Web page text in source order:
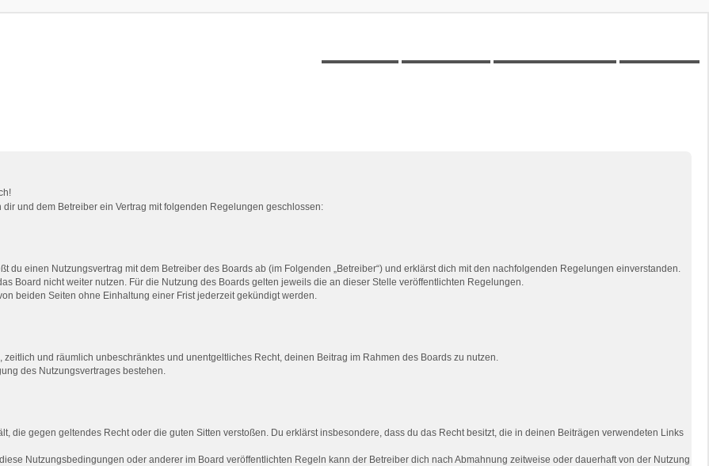
dir und dem Betreiber ein Vertrag mit folgenden Regelungen geschlossen:
du einen Nutzungsvertrag mit dem Betreiber des Boards ab (im Folgenden „Betreiber“) und erklärst dich mit den nachfolgenden Regelungen einverstanden.
Board nicht weiter nutzen. Für die Nutzung des Boards gelten jeweils die an dieser Stelle veröffentlichten Regelungen.
beiden Seiten ohne Einhaltung einer Frist jederzeit gekündigt werden.
und räumlich unbeschränktes und unentgeltliches Recht, deinen Beitrag im Rahmen des Boards zu nutzen.
des Nutzungsvertrages bestehen.
die gegen geltendes Recht oder die guten Sitten verstoßen. Du erklärst insbesondere, dass du das Recht besitzt, die in deinen Beiträgen verwendeten Links
Nutzungsbedingungen oder anderer im Board veröffentlichten Regeln kann der Betreiber dich nach Abmahnung zeitweise oder dauerhaft von der Nutzung